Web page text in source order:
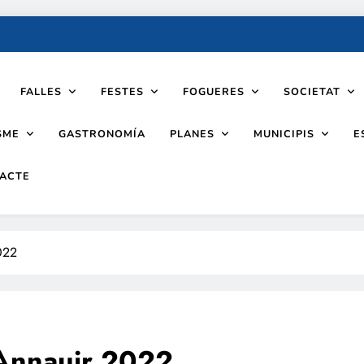
FALLES FESTES FOGUERES SOCIETAT
GASTRONOMÍA PLANES MUNICIPIS